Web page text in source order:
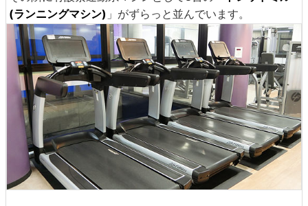
(ランニングマシン) 」がずらっと並んでいます。